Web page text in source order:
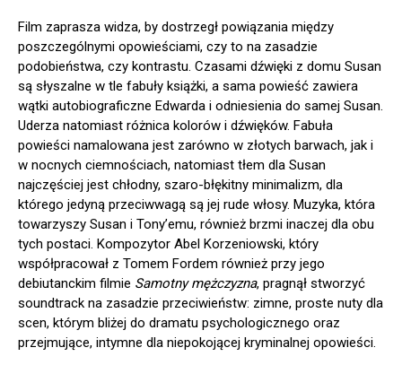
Film zaprasza widza, by dostrzegł powiązania między
poszczególnymi opowieściami, czy to na zasadzie
podobieństwa, czy kontrastu. Czasami dźwięki z domu Susan
są słyszalne w tle fabuły książki, a sama powieść zawiera
wątki autobiograficzne Edwarda i odniesienia do samej Susan.
Uderza natomiast różnica kolorów i dźwięków. Fabuła
powieści namalowana jest zarówno w złotych barwach, jak i
w nocnych ciemnościach, natomiast tłem dla Susan
najczęściej jest chłodny, szaro-błękitny minimalizm, dla
którego jedyną przeciwwagą są jej rude włosy. Muzyka, która
towarzyszy Susan i Tony’emu, również brzmi inaczej dla obu
tych postaci. Kompozytor Abel Korzeniowski, który
współpracował z Tomem Fordem również przy jego
debiutanckim filmie Samotny mężczyzna, pragnął stworzyć
soundtrack na zasadzie przeciwieństw: zimne, proste nuty dla
scen, którym bliżej do dramatu psychologicznego oraz
przejmujące, intymne dla niepokojącej kryminalnej opowieści.